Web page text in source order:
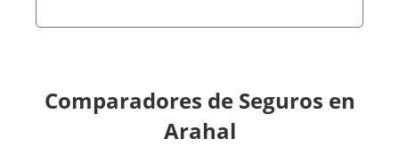
Comparadores de Seguros en
Arahal